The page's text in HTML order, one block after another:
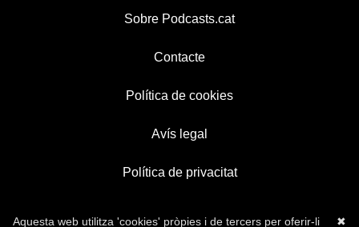
Sobre Podcasts.cat
Contacte
Política de cookies
Avís legal
Política de privacitat
✖
Aquesta web utilitza 'cookies' pròpies i de tercers per oferir-li